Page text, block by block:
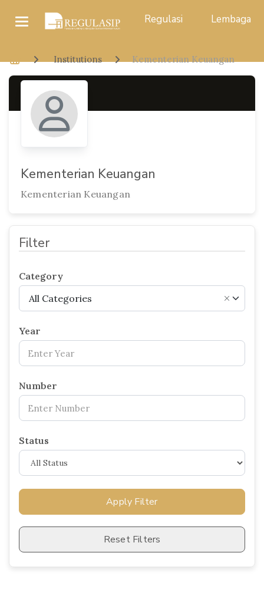
Regulasi Lembaga
Institutions Kementerian Keuangan
Kementerian Keuangan
Kementerian Keuangan
Filter
Category
×
All Categories
Year
Number
Status
Apply Filter
Reset Filters